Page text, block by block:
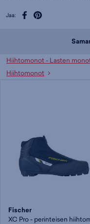
Jaa:
Hiihtomonot - Lasten
Hiihtomonot
Fischer